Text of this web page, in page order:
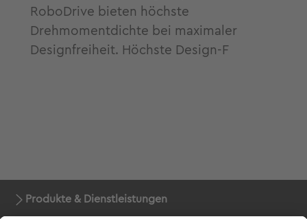
RoboDrive bieten höchste
Drehmomentdichte bei maximaler
Designfreiheit. Höchste Design-F
Produkte & Dienstleistungen